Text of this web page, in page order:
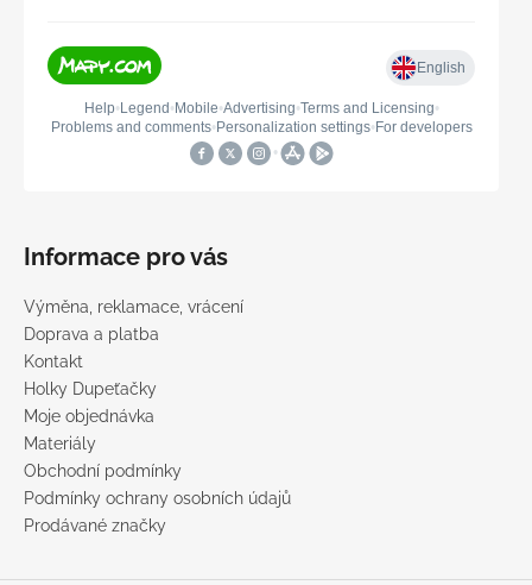
Informace pro vás
Výměna, reklamace, vrácení
Doprava a platba
Kontakt
Holky Dupeťačky
Moje objednávka
Materiály
Obchodní podmínky
Podmínky ochrany osobních údajů
Prodávané značky